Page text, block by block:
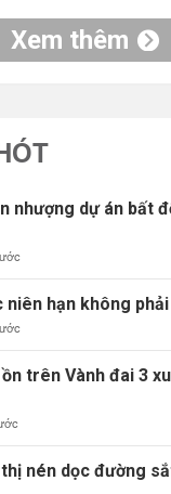
Xem thêm
nhượng dự án bất
niên hạn không
trên Vành đai 3
nén dọc đường